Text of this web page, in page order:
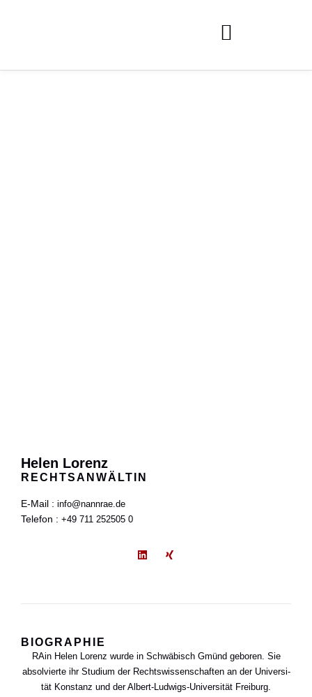
Helen Lorenz
RECHTS­AN­WÄL­TIN
E‑Mail : info@nannrae.de
Tele­fon : +49 711 252505 0
BIO­GRA­PHIE
RAin Helen Lorenz wur­de in Schwä­bisch Gmünd gebo­ren. Sie
absol­vier­te ihr Stu­di­um der Rechts­wis­sen­schaf­ten an der Uni­ver­si­
tät Kon­stanz und der Albert-Lud­wigs-Uni­ver­si­tät Frei­burg.